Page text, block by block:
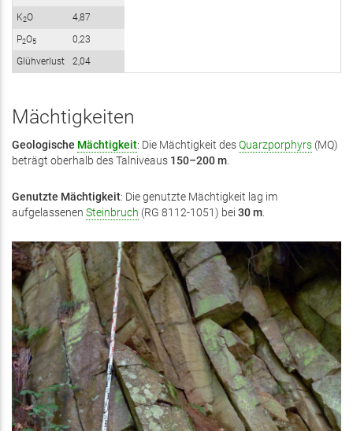
K2O
4,87
P2O5
0,23
Glühverlust
2,04
Mächtigkeiten
Geologische Mächtigkeit: Die Mächtigkeit desQuarzporphyrs (MQ)
beträgt oberhalb des Talniveaus 150–200 m.
Genutzte Mächtigkeit: Die genutzte Mächtigkeit lag im
aufgelassenen Steinbruch (RG 8112-1051) bei 30 m.